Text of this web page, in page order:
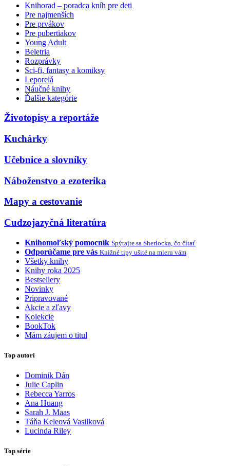
Knihorad – poradca kníh pre deti
Pre najmenších
Pre prvákov
Pre pubertiakov
Young Adult
Beletria
Rozprávky
Sci-fi, fantasy a komiksy
Leporelá
Náučné knihy
Ďalšie kategórie
Životopisy a reportáže
Kuchárky
Učebnice a slovníky
Náboženstvo a ezoterika
Mapy a cestovanie
Cudzojazyčná literatúra
Knihomoľský pomocník Spýtajte sa Sherlocka, čo čítať
Odporúčame pre vás Knižné tipy ušité na mieru vám
Všetky knihy
Knihy roka 2025
Bestsellery
Novinky
Pripravované
Akcie a zľavy
Kolekcie
BookTok
Mám záujem o titul
Top autori
Dominik Dán
Julie Caplin
Rebecca Yarros
Ana Huang
Sarah J. Maas
Táňa Keleová Vasilková
Lucinda Riley
Top série